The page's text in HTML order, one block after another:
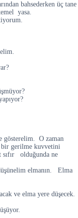
bahsederken üç tane
yasa.
gösterelim. O zaman
bir gerilme kuvvetini
sıfır olduğunda ne
elmanın. Elma
ve elma yere düşecek.